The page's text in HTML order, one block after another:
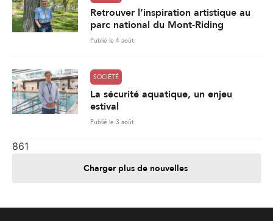
Retrouver l’inspiration artistique au
parc national du Mont-Riding
Publié le 4 août
SOCIÉTÉ
La sécurité aquatique, un enjeu
estival
Publié le 3 août
861
Charger plus de nouvelles